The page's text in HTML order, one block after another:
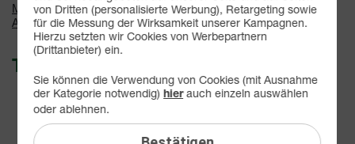
Mobiler WLAN-Router GRATIS
Auf Wunsch Handyversicherung ab 3,99 €
Tarif auswählen:
10 GB
von Dritten (personalisierte Werbung), Retargeting sowie
für die Messung der Wirksamkeit unserer Kampagnen.
Hierzu setzten wir Cookies von Werbepartnern
(Drittanbieter) ein.
Sie können die Verwendung von Cookies (mit Ausnahme
der Kategorie notwendig)hierauch einzeln auswählen
oder ablehnen.